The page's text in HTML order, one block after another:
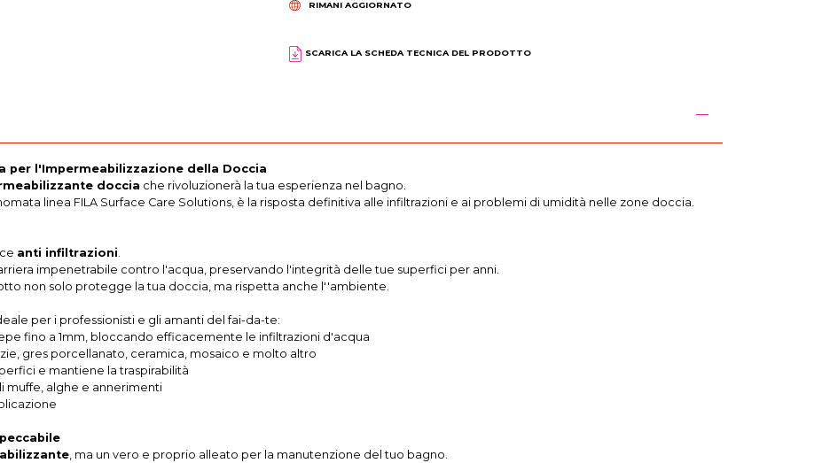
RIMANI AGGIORNATO
SCARICA LA SCHEDA TECNICA DEL PRODOTTO
per l'Impermeabilizzazione della Doccia
doccia che rivoluzionerà la tua esperienza nel bagno.
linea FILA Surface Care Solutions, è la risposta definitiva alle infiltrazioni e ai problemi di umidità nelle zone doccia.
anti infiltrazioni
impenetrabile contro l'acqua, preservando l'integrità delle tue superfici per anni.
non solo protegge la tua doccia, ma rispetta anche l''ambiente.
per i professionisti e gli amanti del fai-da-te:
fino a 1mm, bloccando efficacemente le infiltrazioni d'acqua
gres porcellanato, ceramica, mosaico e molto altro
e mantiene la traspirabilità
muffe, alghe e annerimenti
, ma un vero e proprio alleato per la manutenzione del tuo bagno.